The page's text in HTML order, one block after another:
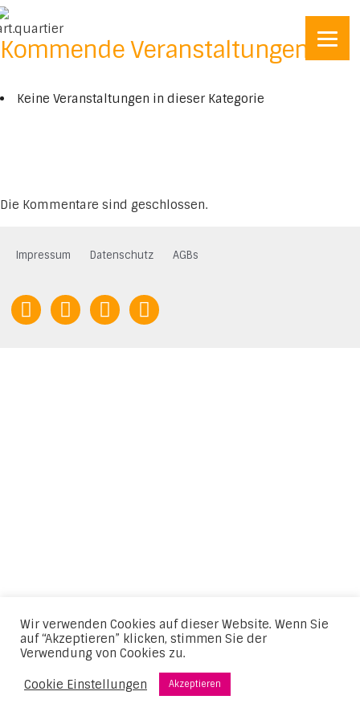
Kommende Veranstaltungen
Keine Veranstaltungen in dieser Kategorie
Die Kommentare sind geschlossen.
Impressum Datenschutz AGBs
Wir verwenden Cookies auf dieser Website. Wenn Sie
auf “Akzeptieren” klicken, stimmen Sie der
Verwendung von Cookies zu.
Cookie Einstellungen
Akzeptieren